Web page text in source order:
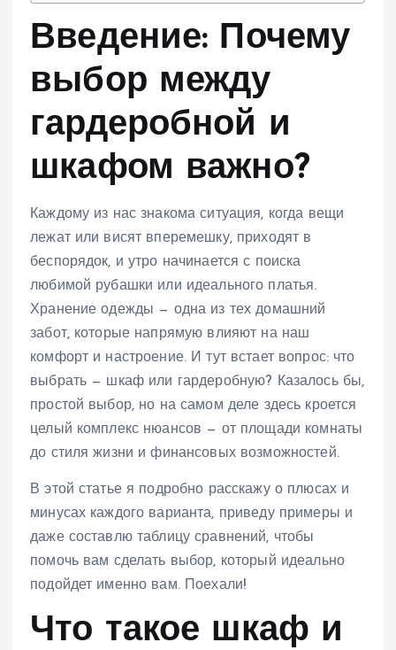
Введение: Почему
выбор между
гардеробной и
шкафом важно?
Каждому из нас знакома ситуация, когда вещи
лежат или висят вперемешку, приходят в
беспорядок, и утро начинается с поиска
любимой рубашки или идеального платья.
Хранение одежды — одна из тех домашний
забот, которые напрямую влияют на наш
комфорт и настроение. И тут встает вопрос: что
выбрать — шкаф или гардеробную? Казалось бы,
простой выбор, но на самом деле здесь кроется
целый комплекс нюансов — от площади комнаты
до стиля жизни и финансовых возможностей.
В этой статье я подробно расскажу о плюсах и
минусах каждого варианта, приведу примеры и
даже составлю таблицу сравнений, чтобы
помочь вам сделать выбор, который идеально
подойдет именно вам. Поехали!
Что такое шкаф и